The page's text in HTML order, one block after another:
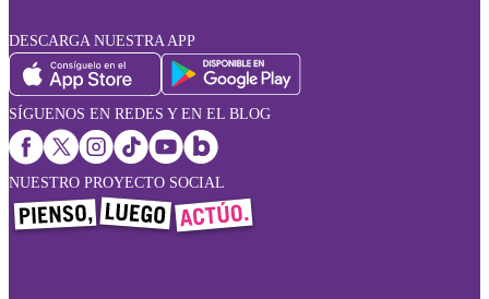
DESCARGA NUESTRA APP
SÍGUENOS EN REDES Y EN EL BLOG
NUESTRO PROYECTO SOCIAL